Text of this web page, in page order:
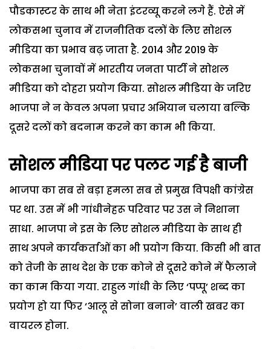
पौडकास्टर के साथ भी नेता इंटरव्यू करने लगे हैं. ऐसे में
लोकसभा चुनाव में राजनीतिक दलों के लिए सोशल
मीडिया का प्रभाव बढ़ जाता है. 2014 और 2019 के
लोकसभा चुनावों में भारतीय जनता पार्टी ने सोशल
मीडिया को दोहरा प्रयोग किया. सोशल मीडिया के जरिए
भाजपा ने न केवल अपना प्रचार अभियान चलाया बल्कि
दूसरे दलों को बदनाम करने का काम भी किया.
सोशल मीडिया पर पलट गई है बाजी
भाजपा का सब से बड़ा हमला सब से प्रमुख विपक्षी कांग्रेस
पर था. उस में भी गांधीनेहरू परिवार पर उस ने निशाना
साधा. भाजपा ने इस के लिए सोशल मीडिया के साथ ही
साथ अपने कार्यकर्ताओं का भी प्रयोग किया. किसी भी बात
को तेजी के साथ देश के एक कोने से दूसरे कोने में फैलाने
का काम किया गया. राहुल गांधी के लिए ‘पप्पू’ शब्द का
प्रयोग हो या फिर ‘आलू से सोना बनाने’ वाली खबर का
वायरल होना.